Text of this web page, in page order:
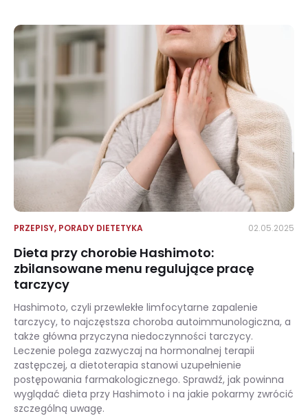
PRZEPISY, PORADY DIETETYKA 02.05.2025
Dieta przy chorobie Hashimoto:
zbilansowane menu regulujące pracę
tarczycy
Hashimoto, czyli przewlekłe limfocytarne zapalenie
tarczycy, to najczęstsza choroba autoimmunologiczna, a
także główna przyczyna niedoczynności tarczycy.
Leczenie polega zazwyczaj na hormonalnej terapii
zastępczej, a dietoterapia stanowi uzupełnienie
postępowania farmakologicznego. Sprawdź, jak powinna
wyglądać dieta przy Hashimoto i na jakie pokarmy zwrócić
szczególną uwagę.